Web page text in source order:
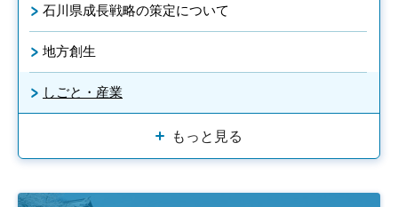
石川県成長戦略の策定について
地方創生
しごと・産業
もっと見る